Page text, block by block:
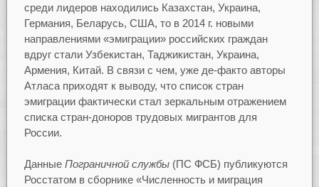
среди лидеров находились Казахстан, Украина,
Германия, Беларусь, США, то в 2014 г. новыми
направлениями «эмиграции» российских граждан
вдруг стали Узбекистан, Таджикистан, Украина,
Армения, Китай. В связи с чем, уже де-факто авторы
Атласа приходят к выводу, что список стран
эмиграции фактически стал зеркальным отражением
списка стран-доноров трудовых мигрантов для
России.
Данные Пограничной службы(ПС ФСБ) публикуются
Росстатом в сборнике «Численность и миграция